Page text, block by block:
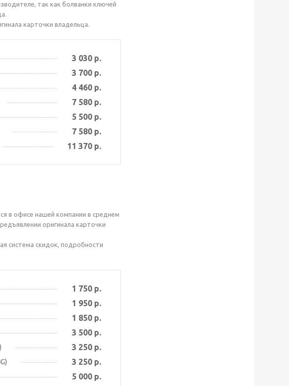
так как болванки ключей
карточки владельца.
3 030 р.
3 700 р.
4 460 р.
7 580 р.
5 500 р.
7 580 р.
11 370 р.
в офисе нашей компании в среднем
оригинала карточки
система скидок, подробности
1 750 р.
1 950 р.
1 850 р.
3 500 р.
3 250 р.
3 250 р.
5 000 р.